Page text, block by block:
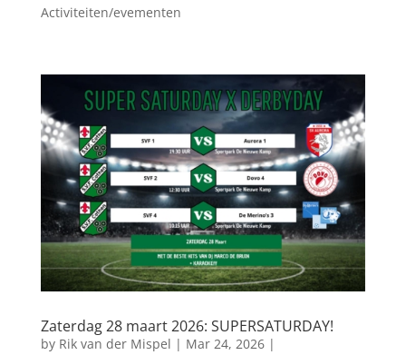
Activiteiten/evementen
Zaterdag 28 maart 2026: SUPERSATURDAY!
by Rik van der Mispel | Mar 24, 2026|